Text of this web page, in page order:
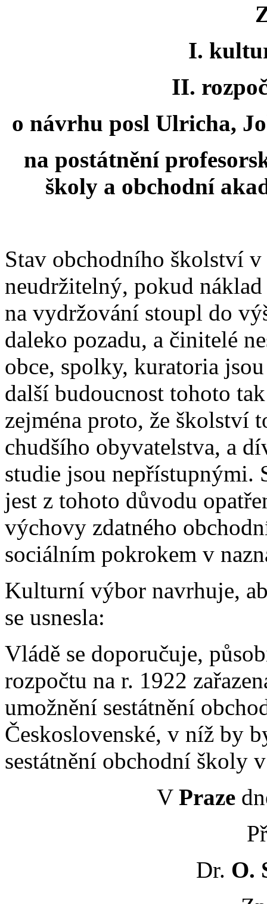
I.
II.
o návrhu posl Ulricha,
na postátnění
školy a obchodní
Stav obchodního školství
neudržitelný, pokud
na vydržování stoupl do
daleko pozadu, a činitelé
obce, spolky, kuratoria
další budoucnost tohoto
zejména proto, že školství
chudšího obyvatelstva, a
studie jsou nepřístupnými.
jest z tohoto důvodu
výchovy zdatného
sociálním pokrokem v
Kulturní výbor navrhuje,
se usnesla:
Vládě se doporučuje,
rozpočtu na r. 1922
umožnění sestátnění
Československé, v níž by
sestátnění obchodní školy
V Praze
Dr. O.